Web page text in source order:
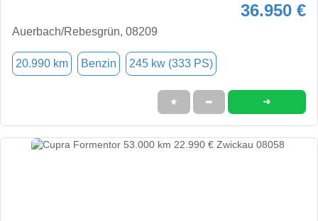
36.950 €
Auerbach/Rebesgrün, 08209
20.990 km Benzin 245 kw (333 PS)
★ ➦ ➜